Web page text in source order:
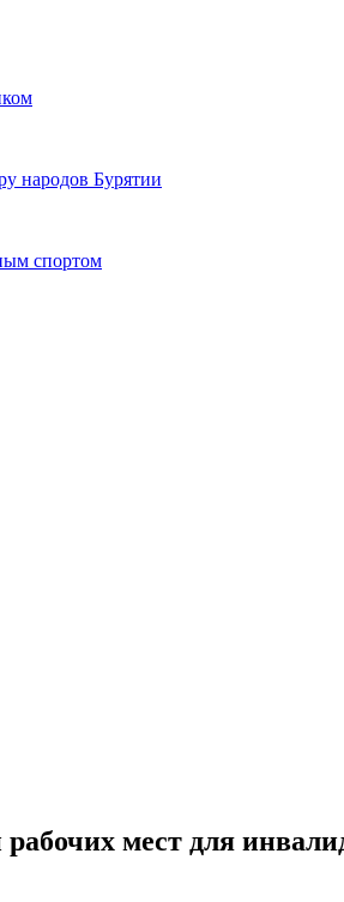
народов Бурятии
спортом
мест для